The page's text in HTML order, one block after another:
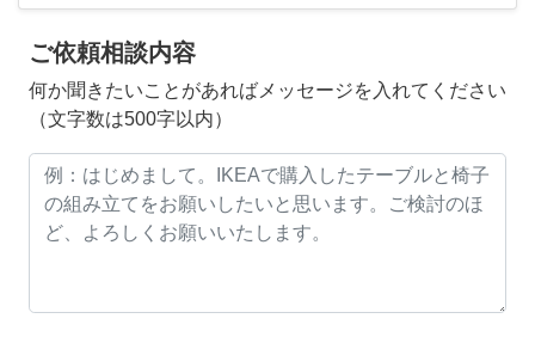
ご依頼相談内容
何か聞きたいことがあればメッセージを入れてください
（文字数は500字以内）